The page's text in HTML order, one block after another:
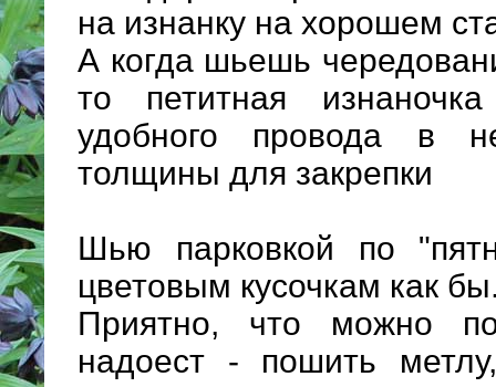
на изнанку на хорошем
А когда шьешь
то петитная
удобного провода в
толщины для закрепки
Шью парковкой по
цветовым кусочкам как
Приятно, что можно
надоест - пошить